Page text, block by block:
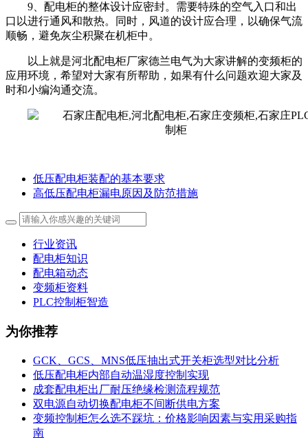
9、配电柜的整体设计应密封。需要特殊的空气入口和出
口以进行通风和散热。同时，风道的设计应合理，以确保气流
顺畅，避免灰尘积聚在机柜中。
以上就是河北配电柜厂家德兰电气为大家讲解的变频柜的
应用环境，希望对大家有所帮助，如果有什么问题欢迎大家及
时和小编沟通交流。
低压配电柜装配的基本要求
高低压配电柜漏电原因及防范措施
行业资讯
配电柜知识
配电箱动态
变频柜资料
PLC控制柜智造
为你推荐
GCK、GCS、MNS低压抽出式开关柜选型对比分析
低压配电柜内部自动温湿度控制实现
成套配电柜出厂耐压绝缘检测流程规范
双电源自动切换配电柜不间断供电方案
变频控制柜怎么选不踩坑：价格影响因素与实用采购指
南